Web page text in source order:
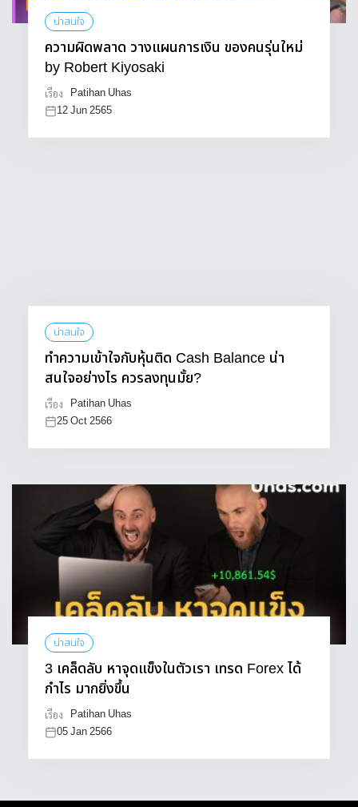
น่าสนใจ
ความผิดพลาด วางแผนการเงิน ของคนรุ่นใหม่
by Robert Kiyosaki
เรื่อง
Patihan Uhas
12 Jun 2565
น่าสนใจ
ทำความเข้าใจกับหุ้นติด Cash Balance น่า
สนใจอย่างไร ควรลงทุนมั้ย?
เรื่อง
Patihan Uhas
25 Oct 2566
น่าสนใจ
3 เคล็ดลับ หาจุดแข็งในตัวเรา เทรด Forex ได้
กำไร มากยิ่งขึ้น
เรื่อง
Patihan Uhas
05 Jan 2566